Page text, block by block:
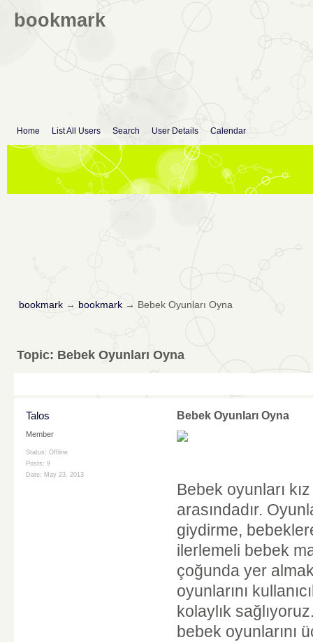
bookmark
Home List All Users Search User Details Calendar
bookmark→ bookmark→ Bebek Oyunları Oyna
Topic: Bebek Oyunları Oyna
Talos
Member
Status: Offline
Posts: 9
Date: May 23, 2013
Bebek Oyunları Oyna
Bebek oyunları
arasındadır.
giydirme,
ilerlemeli bebek
çoğunda yer
oyunlarını
kolaylık
bebek oyunlarını